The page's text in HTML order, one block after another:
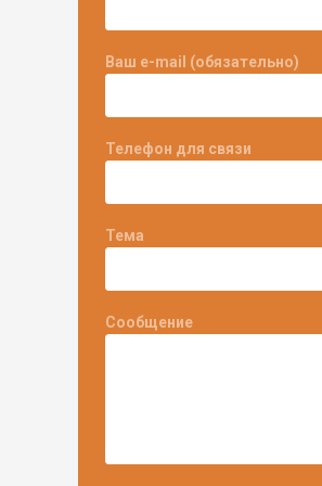
Ваш e-mail (обязательно)
Телефон для связи
Тема
Сообщение